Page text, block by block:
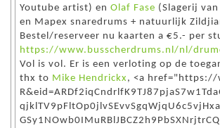
Youtube artist) en Olaf Fase (Slagerij
en Mapex snaredrums + natuurlijk
Bestel/reserveer nu kaarten a €5.- per
https://www.busscherdrums.nl/nl/
Vol is vol. Er is een verloting op de
thx to Mike Hendrickx , <a href="https://